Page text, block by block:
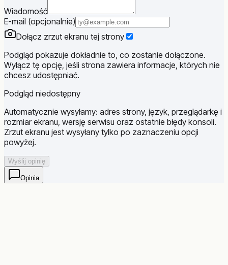
Wiadomość
E-mail (opcjonalnie)
Dołącz zrzut ekranu tej strony
Podgląd pokazuje dokładnie to, co zostanie dołączone.
Wyłącz tę opcję, jeśli strona zawiera informacje, których nie
chcesz udostępniać.
Podgląd niedostępny
Automatycznie wysyłamy: adres strony, język, przeglądarkę i
rozmiar ekranu, wersję serwisu oraz ostatnie błędy konsoli.
Zrzut ekranu jest wysyłany tylko po zaznaczeniu opcji
powyżej.
Wyślij opinię
Opinia